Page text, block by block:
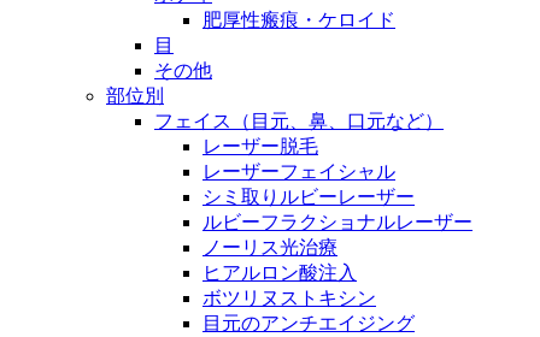
肥厚性瘢痕・ケロイド
目
その他
部位別
フェイス（目元、鼻、口元など）
レーザー脱毛
レーザーフェイシャル
シミ取りルビーレーザー
ルビーフラクショナルレーザー
ノーリス光治療
ヒアルロン酸注入
ボツリヌストキシン
目元のアンチエイジング